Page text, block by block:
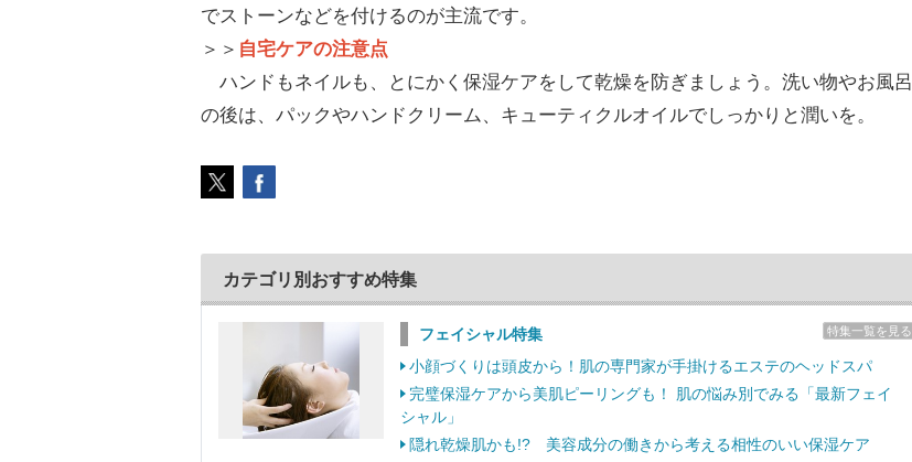
でストーンなどを付けるのが主流です。
＞＞ 自宅ケアの注意点
ハンドもネイルも、とにかく保湿ケアをして乾燥を防ぎましょう。洗い物やお風呂
の後は、パックやハンドクリーム、キューティクルオイルでしっかりと潤いを。
カテゴリ別おすすめ特集
特集一覧を見る
フェイシャル特集
小顔づくりは頭皮から！肌の専門家が手掛けるエステのヘッドスパ
完璧保湿ケアから美肌ピーリングも！ 肌の悩み別でみる「最新フェイ
シャル」
隠れ乾燥肌かも!? 美容成分の働きから考える相性のいい保湿ケア